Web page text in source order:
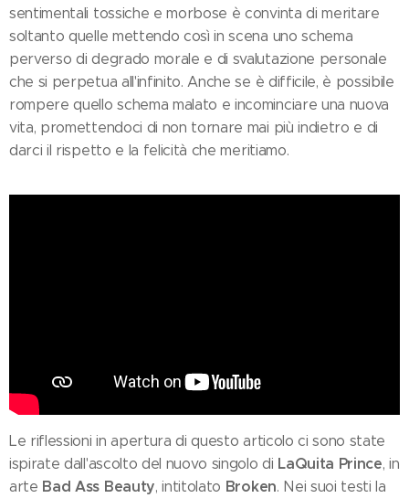
sentimentali tossiche e morbose è convinta di meritare
soltanto quelle mettendo così in scena uno schema
perverso di degrado morale e di svalutazione personale
che si perpetua all'infinito. Anche se è difficile, è possibile
rompere quello schema malato e incominciare una nuova
vita, promettendoci di non tornare mai più indietro e di
darci il rispetto e la felicità che meritiamo.
Le riflessioni in apertura di questo articolo ci sono state
ispirate dall'ascolto del nuovo singolo di LaQuita Prince, in
arte Bad Ass Beauty, intitolato Broken. Nei suoi testi la